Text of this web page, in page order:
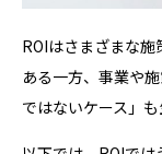
ROIはさまざまな
ある一方、事業や
ではないケース」も